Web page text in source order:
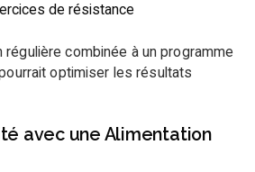
de résistance
régulière combinée à un programme
optimiser les résultats
avec une Alimentation